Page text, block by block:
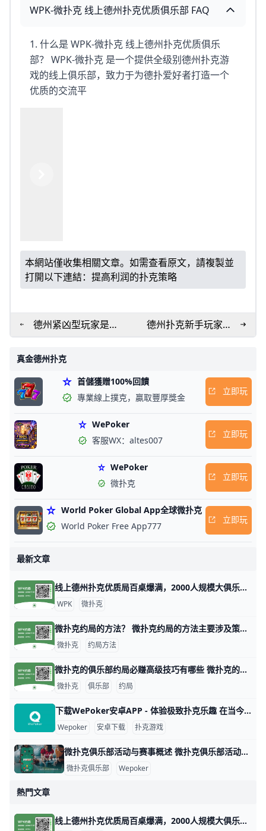
WPK-微扑克 线上德州扑克优质俱乐部 FAQ
1. 什么是 WPK-微扑克 线上德州扑克优质俱乐
部？ WPK-微扑克 是一个提供全级别德州扑克游
戏的线上俱乐部，致力于为德扑爱好者打造一个
优质的交流平
本網站僅收集相關文章。如需查看原文，請複製並
打開以下連結： 提高利润的扑克策略
德州紧凶型玩家是什
么意思？TAG玩家是什
么意思？
德州扑克新手玩家经
常犯的策略错误
真金德州扑克
首儲獲贈100%回饋
專業線上撲克，贏取豐厚獎金
立即玩
WePoker
客服WX：altes007
立即玩
WePoker
微扑克
立即玩
World Poker Global App全球微扑克
World Poker Free App777
立即玩
最新文章
线上德州扑克优质局百桌爆满，2000人规模大俱乐部！ 1. 什么是《微扑克》wepoker俱乐部？ 《微扑克》wepoker俱乐部是一个规模达2000人的线上德州扑克俱乐部，提供优质的游戏体验。 2. WP
WPK 微扑克
微扑克约局的方法？ 微扑克约局的方法主要涉及策略、数据分析和心理战等多个方面。以下是一些关键的技巧和策略，帮助玩家在微扑克中取得更好的成绩。 微扑克的基本原理 微扑
微扑克 约局方法
微扑克的俱乐部约局必赚高级技巧有哪些 微扑克的俱乐部约局必赚高级技巧有哪些，玩微扑克俱乐部人一定要知道的高级技巧主要集中在策略、心理战和对手分析等方面。以下是一些有效的高级技巧，
微扑克 俱乐部 约局
下载WePoker安卓APP - 体验极致扑克乐趣 在当今的手机游戏市场中，WePoker以其丰富的扑克游戏玩法和优质的用户体验而备受欢迎。本文将为您详细介绍如何安全、便捷地下载WePoker
Wepoker 安卓下载 扑克游戏
微扑克俱乐部活动与赛事概述 微扑克俱乐部活动与赛事概述 微扑克俱乐部（Wepoker）是一个专注于扑克游戏的在线平台，致力于为会员提供丰富多样的活动和赛事。这些活动不仅包
微扑克俱乐部 Wepoker
熱門文章
线上德州扑克优质局百桌爆满，2000人规模大俱乐部！ 1. 什么是《微扑克》wepoker俱乐部？ 《微扑克》wepoker俱乐部是一个规模达2000人的线上德州扑克俱乐部，提供优质的游戏体验。 2. WP